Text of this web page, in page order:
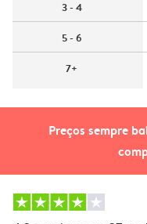
Preços sempre
3 - 4
5 - 6
7+